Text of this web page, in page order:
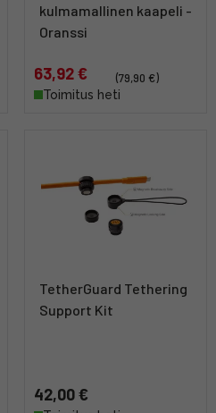
kulmamallinen kaapeli -
Oranssi
63,92 €
(79,90 €)
Toimitus heti
TetherGuard Tethering
Support Kit
42,00 €